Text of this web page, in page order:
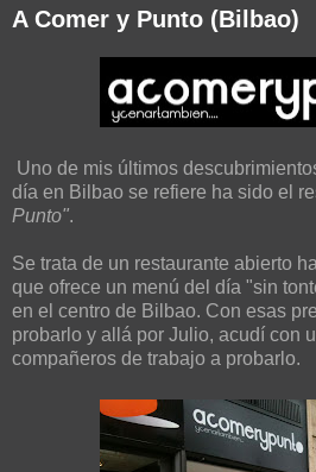
A Comer y Punto (Bilbao)
Uno de mis últimos
día en Bilbao se refiere ha sido el
Punto".
Se trata de un restaurante abierto
que ofrece un menú del día "sin
en el centro de Bilbao. Con esas
probarlo y allá por Julio, acudí con
compañeros de trabajo a probarlo.